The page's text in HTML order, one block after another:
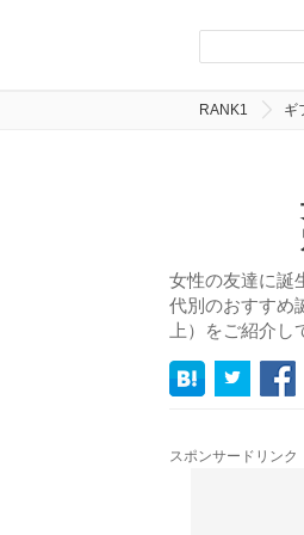
RANK1 ギ
女性の友達に誕
代別のおすすめ
上）をご紹介し
スポンサードリンク